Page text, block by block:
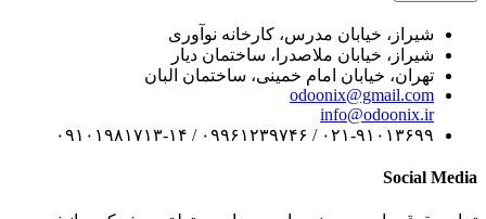
شیراز، خیابان مدرس، کارخانه نوآوری
شیراز، خیابان ملاصدرا، ساختمان دیار
تهران، خیابان امام خمینی، ساختمان البان
odoonix@gmail.com
info@odoonix.ir
۰۲۱-۹۱۰۱۳۶۹۹ / ۰۹۹۶۱۲۳۹۷۴۶ / ۰۹۱۰۱۹۸۱۷۱۳-۱۴
Social Media